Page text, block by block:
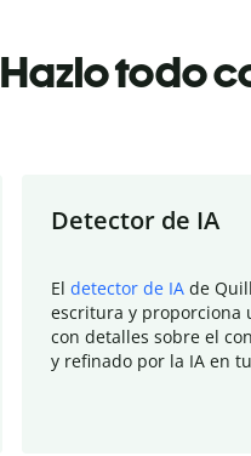
Hazlo todo
Detector de IA
El detector de IA de
escritura y proporciona
con detalles sobre el
y refinado por la IA en